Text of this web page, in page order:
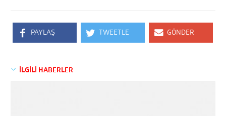
PAYLAŞ TWEETLE GÖNDER
İLGİLİ HABERLER